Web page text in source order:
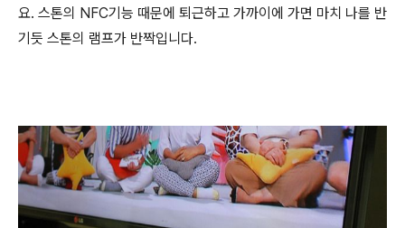
요. 스톤의 NFC기능 때문에 퇴근하고 가까이에 가면 마치 나를 반
기듯 스톤의 램프가 반짝입니다.